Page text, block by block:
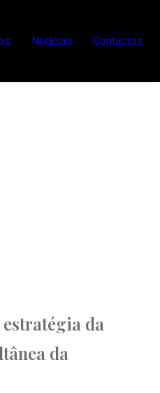
Notícias Contactos
da
da